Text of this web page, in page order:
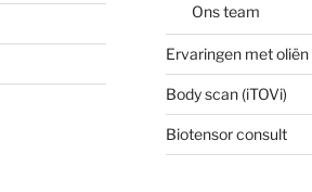
Ons team
Ervaringen met oliën
Body scan (iTOVi)
Biotensor consult